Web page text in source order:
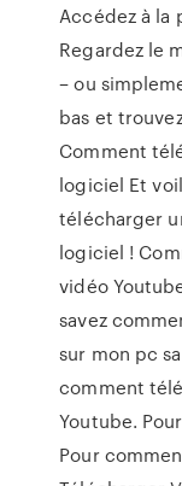
Accédez à la
Regardez le
– ou
bas et
Comment
logiciel Et
télécharger
logiciel !
vidéo
savez
sur mon pc
comment
Youtube.
Pour